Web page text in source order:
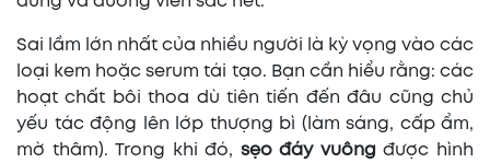
Sai lầm lớn nhất của nhiều người là kỳ vọng vào các
loại kem hoặc serum tái tạo. Bạn cần hiểu rằng: các
hoạt chất bôi thoa dù tiên tiến đến đâu cũng chủ
yếu tác động lên lớp thượng bì (làm sáng, cấp ẩm,
mờ thâm). Trong khi đó, sẹo đáy vuôngđược hình